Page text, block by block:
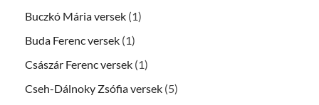
Buczkó Mária versek (1)
Buda Ferenc versek (1)
Császár Ferenc versek (1)
Cseh-Dálnoky Zsófia versek (5)